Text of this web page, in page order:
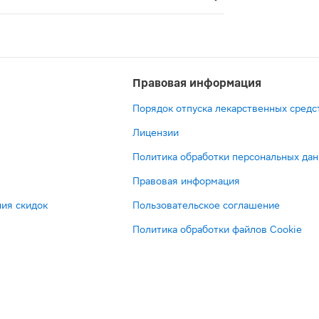
скидок
Правовая информация
Порядок отпуска лекарственных
Лицензии
Политика обработки персональных
Правовая информация
Пользовательское соглашение
Политика обработки файлов Cookie